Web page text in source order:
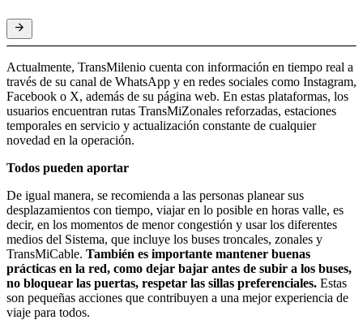
Actualmente, TransMilenio cuenta con información en tiempo real a
través de su canal de WhatsApp y en redes sociales como Instagram,
Facebook o X, además de su página web. En estas plataformas, los
usuarios encuentran rutas TransMiZonales reforzadas, estaciones
temporales en servicio y actualización constante de cualquier
novedad en la operación.
Todos pueden aportar
De igual manera, se recomienda a las personas planear sus
desplazamientos con tiempo, viajar en lo posible en horas valle, es
decir, en los momentos de menor congestión y usar los diferentes
medios del Sistema, que incluye los buses troncales, zonales y
TransMiCable. También es importante mantener buenas
prácticas en la red, como dejar bajar antes de subir a los buses,
no bloquear las puertas, respetar las sillas preferenciales. Estas
son pequeñas acciones que contribuyen a una mejor experiencia de
viaje para todos.